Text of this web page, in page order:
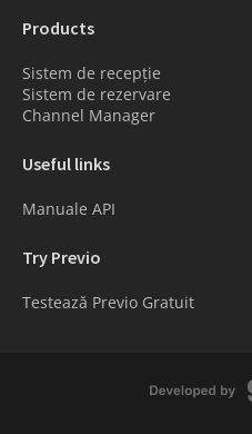
Products
Sistem de recepție
Sistem de rezervare
Channel Manager
Useful links
Manuale API
Try Previo
Testează Previo Gratuit